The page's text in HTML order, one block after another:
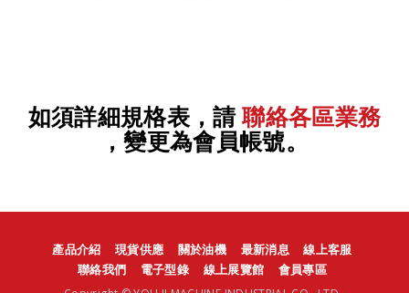
如須詳細規格表，請聯絡各區業務
，變更為會員帳號。
產品介紹 現貨供應 關於油機 最新消息
線上客服
聯絡我們
電子型錄 線上展覽館 會員專區